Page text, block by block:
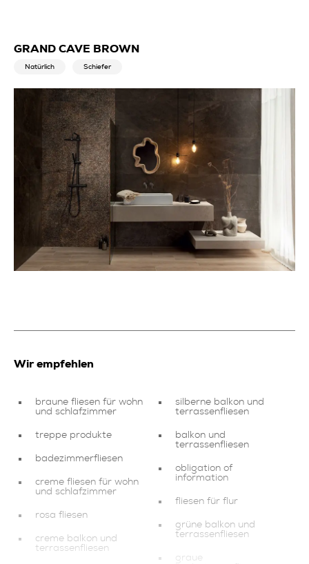
GRAND CAVE BROWN
Natürlich Schiefer
Wir empfehlen
braune fliesen für wohn
und schlafzimmer
treppe produkte
badezimmerfliesen
creme fliesen für wohn
und schlafzimmer
rosa fliesen
creme balkon und
terrassenfliesen
silberne balkon und
terrassenfliesen
balkon und
terrassenfliesen
obligation of
information
fliesen für flur
grüne balkon und
terrassenfliesen
graue